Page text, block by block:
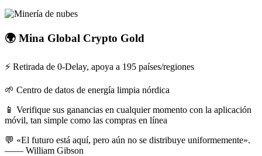
🌍 Mina Global Crypto Gold
⚡ Retirada de 0-Delay, apoya a 195 países/regiones
🌱 Centro de datos de energía limpia nórdica
📱 Verifique sus ganancias en cualquier momento con la aplicación
móvil, tan simple como las compras en línea
💬 «El futuro está aquí, pero aún no se distribuye uniformemente».
—— William Gibson